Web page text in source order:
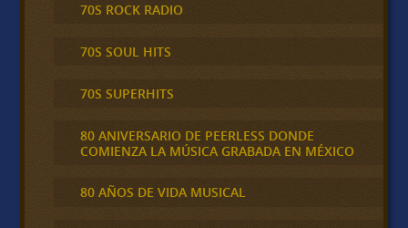
70S ROCK RADIO
70S SOUL HITS
70S SUPERHITS
80 ANIVERSARIO DE PEERLESS DONDE
COMIENZA LA MÚSICA GRABADA EN MÉXICO
80 AÑOS DE VIDA MUSICAL